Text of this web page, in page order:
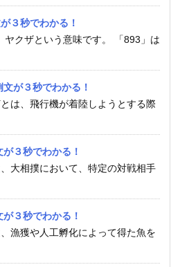
３秒でわかる！
ヤクザという意味です。 「893」は
文が３秒でわかる！
は、飛行機が着陸しようとする際
が３秒でわかる！
大相撲において、特定の対戦相手
が３秒でわかる！
漁獲や人工孵化によって得た魚を